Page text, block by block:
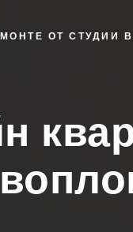
ОТ СТУДИИ